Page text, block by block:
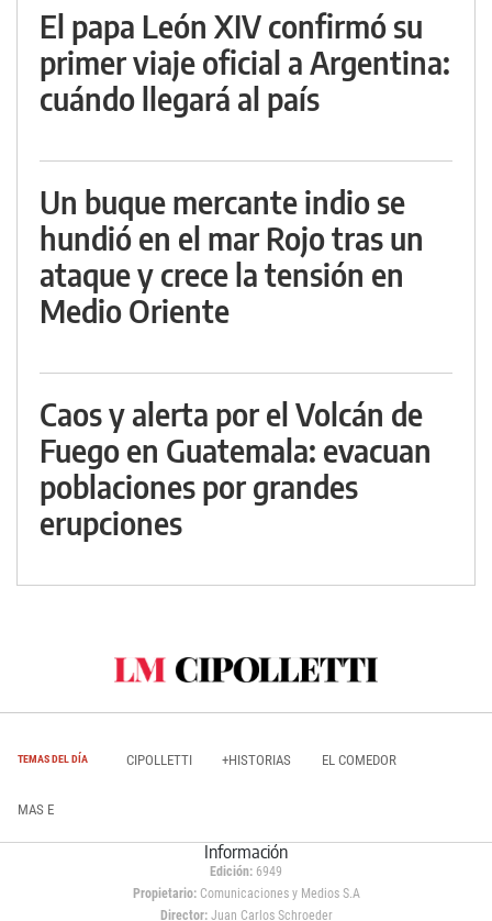
El papa León XIV confirmó su
primer viaje oficial a Argentina:
cuándo llegará al país
Un buque mercante indio se
hundió en el mar Rojo tras un
ataque y crece la tensión en
Medio Oriente
Caos y alerta por el Volcán de
Fuego en Guatemala: evacuan
poblaciones por grandes
erupciones
TEMAS DEL DÍA CIPOLLETTI +HISTORIAS EL COMEDOR
MAS E
Información
Edición: 6949
Propietario:Comunicaciones y Medios S.A
Director: Juan Carlos Schroeder